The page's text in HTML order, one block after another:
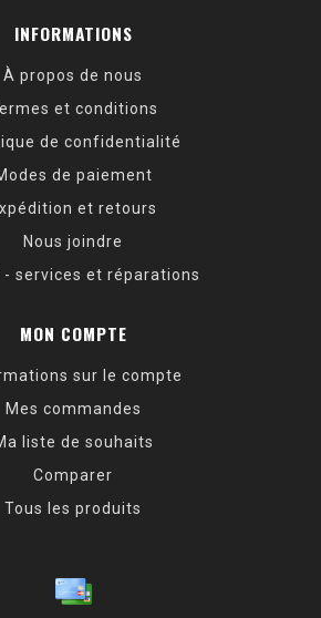
INFORMATIONS
À propos de nous
et conditions
de confidentialité
de paiement
et retours
Nous joindre
services et réparations
MON COMPTE
sur le compte
Mes commandes
liste de souhaits
Comparer
Tous les produits